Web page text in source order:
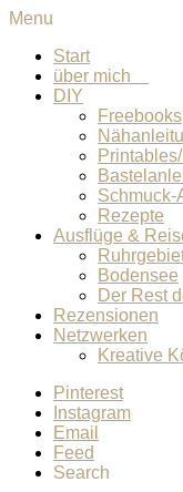
Menu
Start
über mich
DIY
Freebooks
Schmuck-
Rezepte
Ausflüge &
Bodensee
Der Rest
Rezensionen
Netzwerken
Kreative
Pinterest
Instagram
Email
Feed
Search